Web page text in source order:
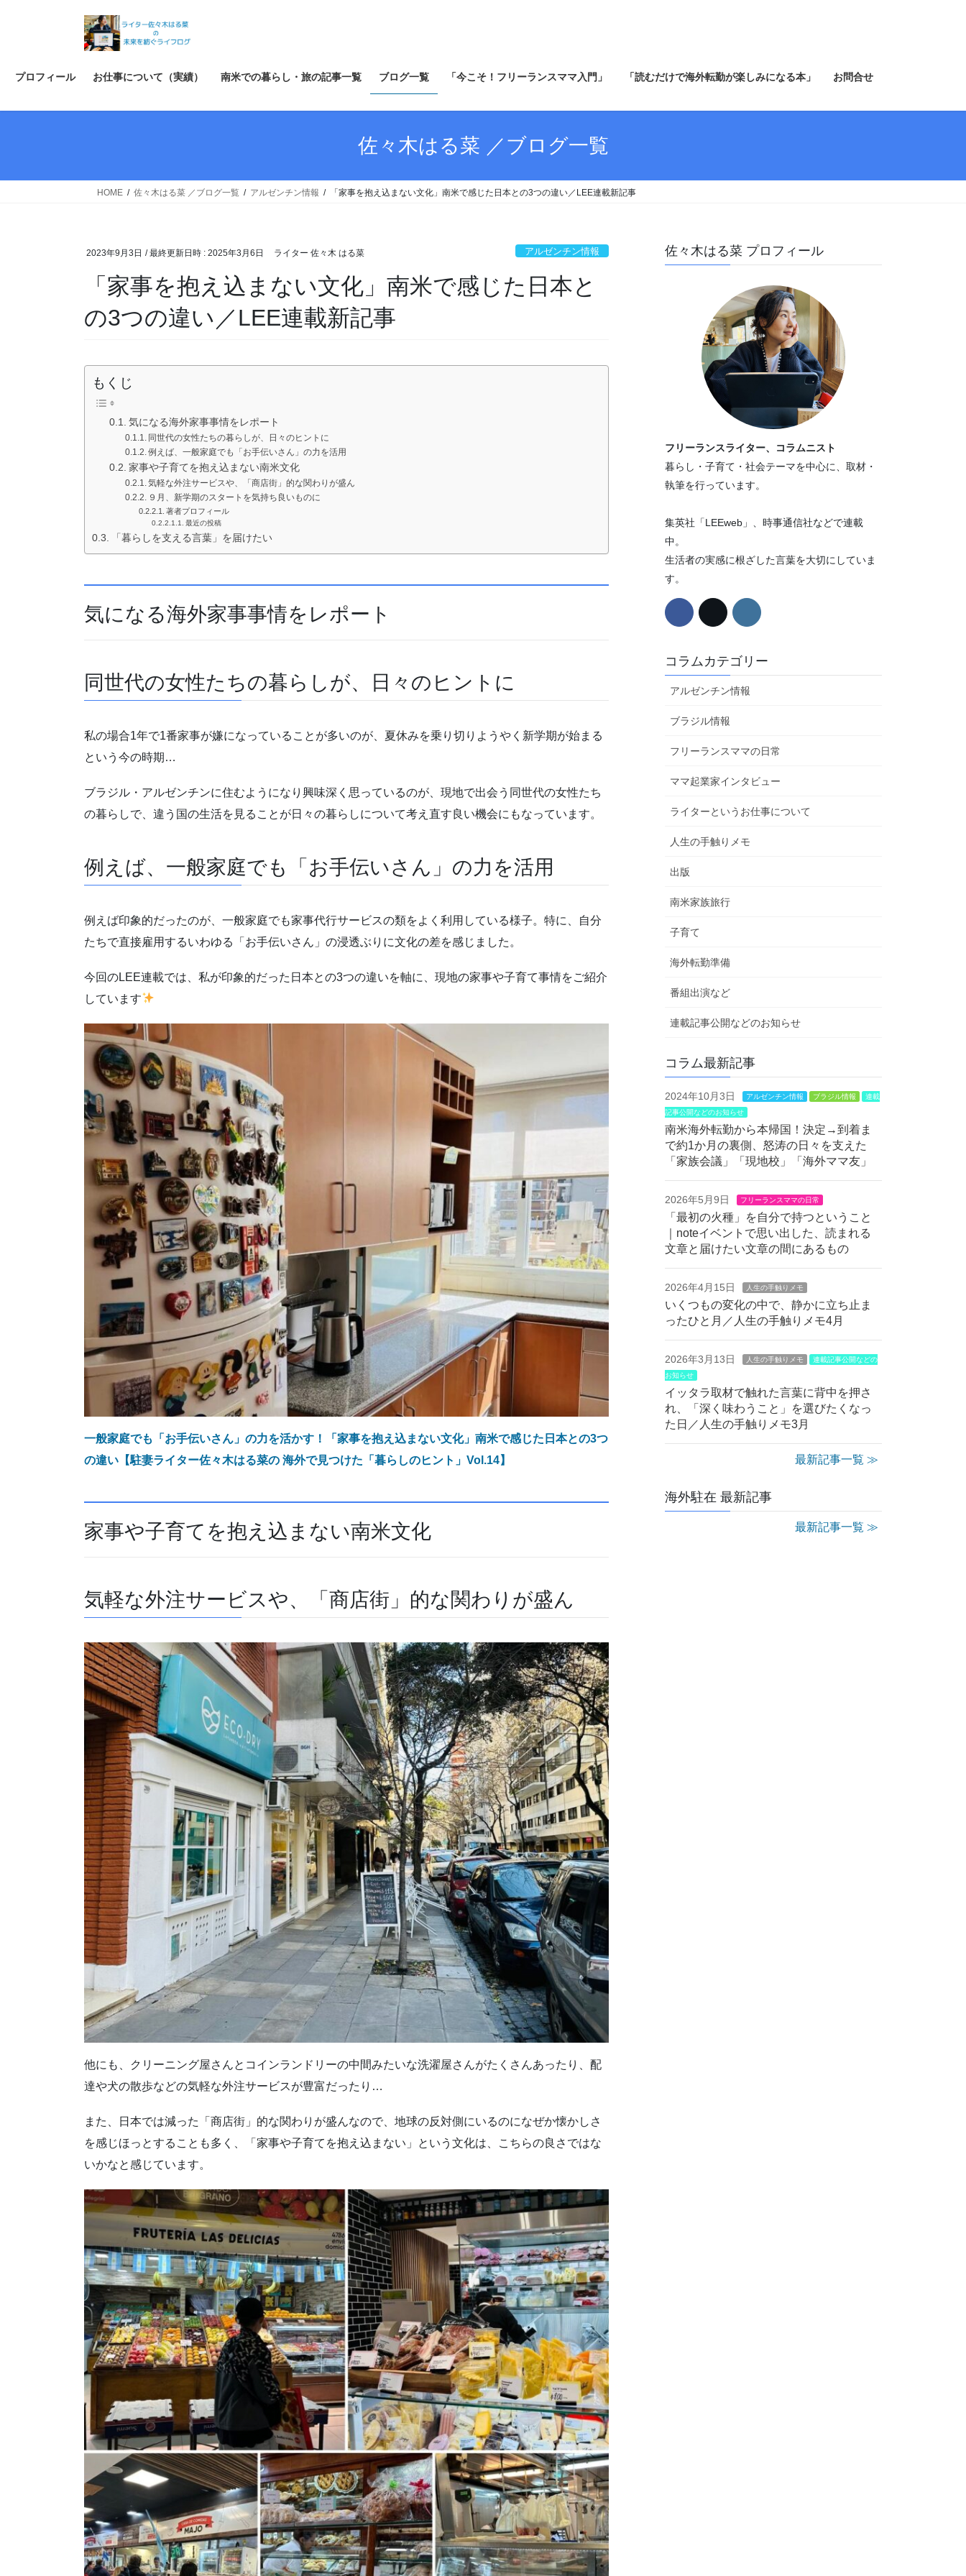
ス
ン
プロフィール お仕事について（実績） 南米での暮らし・旅の記事一覧 ブログ一覧 「今こそ！フリーランスママ入門」 「読むだけで海外転勤が楽しみになる本」 お問合せ
佐々木はる菜 ／ブログ一覧
HOME 佐々木はる菜 ／ブログ一覧 アルゼンチン情報 「家事を抱え込まない文化」南米で感じた日本との3つの違い／LEE連載新記事
2023年9月3日 / 最終更新日時 : 2025年3月6日 ライター 佐々木 はる菜 アルゼンチン情報
「家事を抱え込まない文化」南米で感じた日本と
の3つの違い／LEE連載新記事
もくじ
気になる海外家事事情をレポート
同世代の女性たちの暮らしが、日々のヒントに
例えば、一般家庭でも「お手伝いさん」の力を活用
家事や子育てを抱え込まない南米文化
気軽な外注サービスや、「商店街」的な関わりが盛ん
９月、新学期のスタートを気持ち良いものに
著者プロフィール
最近の投稿
「暮らしを支える言葉」を届けたい
気になる海外家事事情をレポート
同世代の女性たちの暮らしが、日々のヒントに
私の場合1年で1番家事が嫌になっていることが多いのが、夏休みを乗り切りようやく新学期が始まる
という今の時期…
ブラジル・アルゼンチンに住むようになり興味深く思っているのが、現地で出会う同世代の女性たち
の暮らしで、違う国の生活を見ることが日々の暮らしについて考え直す良い機会にもなっています。
例えば、一般家庭でも「お手伝いさん」の力を活用
例えば印象的だったのが、一般家庭でも家事代行サービスの類をよく利用している様子。特に、自分
たちで直接雇用するいわゆる「お手伝いさん」の浸透ぶりに文化の差を感じました。
今回のLEE連載では、私が印象的だった日本との3つの違いを軸に、現地の家事や子育て事情をご紹介
しています
一般家庭でも「お手伝いさん」の力を活かす！「家事を抱え込まない文化」南米で感じた日本との3つ
の違い【駐妻ライター佐々木はる菜の 海外で見つけた「暮らしのヒント」Vol.14】
家事や子育てを抱え込まない南米文化
気軽な外注サービスや、「商店街」的な関わりが盛ん
他にも、クリーニング屋さんとコインランドリーの中間みたいな洗濯屋さんがたくさんあったり、配
達や犬の散歩などの気軽な外注サービスが豊富だったり…
また、日本では減った「商店街」的な関わりが盛んなので、地球の反対側にいるのになぜか懐かしさ
を感じほっとすることも多く、「家事や子育てを抱え込まない」という文化は、こちらの良さではな
いかなと感じています。
佐々木はる菜 プロフィール
フリーランスライター、コラムニスト
暮らし・子育て・社会テーマを中心に、取材・
執筆を行っています。
集英社「LEEweb」、時事通信社などで連載
中。
生活者の実感に根ざした言葉を大切にしていま
す。
コラムカテゴリー
アルゼンチン情報
ブラジル情報
フリーランスママの日常
ママ起業家インタビュー
ライターというお仕事について
人生の手触りメモ
出版
南米家族旅行
子育て
海外転勤準備
番組出演など
連載記事公開などのお知らせ
コラム最新記事
2024年10月3日 アルゼンチン情報 ブラジル情報
連載
記事公開などのお知らせ
南米海外転勤から本帰国！決定→到着ま
で約1か月の裏側、怒涛の日々を支えた
「家族会議」「現地校」「海外ママ友」
2026年5月9日 フリーランスママの日常
「最初の火種」を自分で持つということ
｜noteイベントで思い出した、読まれる
文章と届けたい文章の間にあるもの
2026年4月15日 人生の手触りメモ
いくつもの変化の中で、静かに立ち止ま
ったひと月／人生の手触りメモ4月
2026年3月13日 人生の手触りメモ
連載記事公開などの
お知らせ
イッタラ取材で触れた言葉に背中を押さ
れ、「深く味わうこと」を選びたくなっ
た日／人生の手触りメモ3月
最新記事一覧 ≫
海外駐在 最新記事
最新記事一覧 ≫